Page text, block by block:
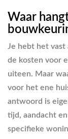
Waar
Je hebt het
de kosten voor
uiteen. Maar
voor het ene
antwoord is
tijd, aandacht
specifieke